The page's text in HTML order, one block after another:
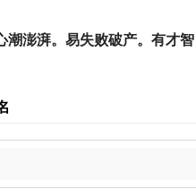
澎湃。易失败破产。有才智